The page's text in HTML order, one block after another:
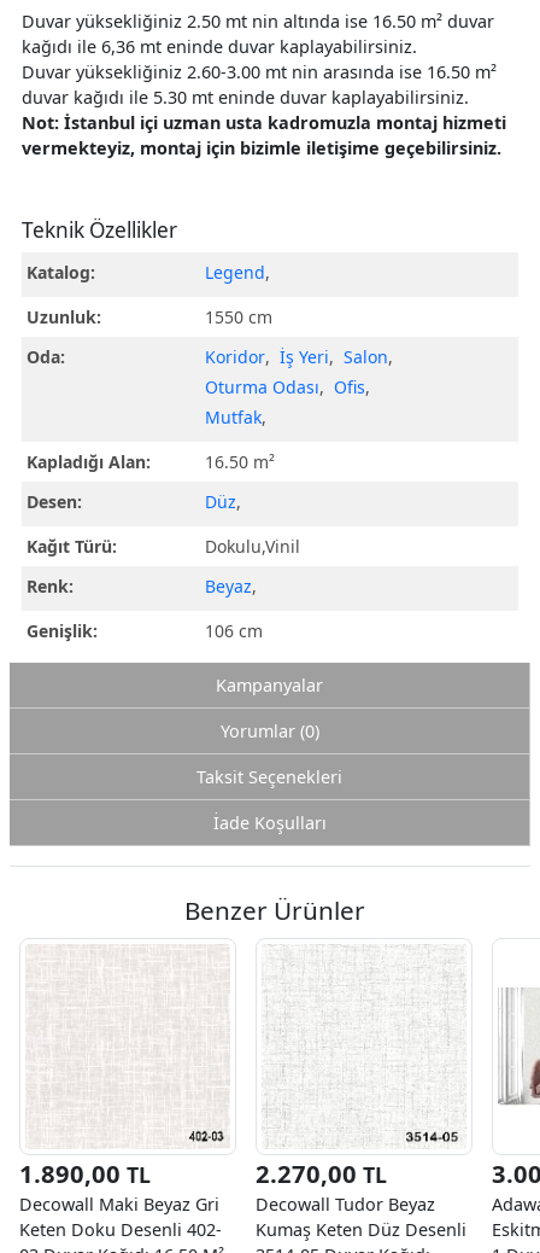
Duvar yüksekliğiniz 2.50 mt nin altında ise 16.50 m² duvar
kağıdı ile 6,36 mt eninde duvar kaplayabilirsiniz.
Duvar yüksekliğiniz 2.60-3.00 mt nin arasında ise 16.50 m²
duvar kağıdı ile 5.30 mt eninde duvar kaplayabilirsiniz.
Not: İstanbul içi uzman usta kadromuzla montaj hizmeti
vermekteyiz, montaj için bizimle iletişime geçebilirsiniz.
Teknik Özellikler
Katalog: Legend,
Uzunluk:
1550 cm
Oda:
Koridor, İş Yeri, Salon,
Oturma Odası, Ofis,
Mutfak,
Kapladığı Alan:
16.50 m²
Desen:
Düz,
Kağıt Türü:
Dokulu,Vinil
Renk:
Beyaz,
Genişlik:
106 cm
Kampanyalar
Yorumlar (0)
Taksit Seçenekleri
İade Koşulları
Benzer Ürünler
1.890,00 TL
Decowall Maki Beyaz Gri
Keten Doku Desenli 402-
2.270,00 TL
Decowall Tudor Beyaz
Kumaş Keten Düz Desenli